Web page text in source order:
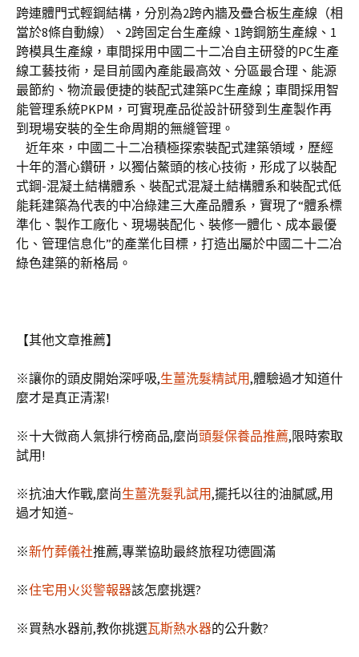
跨連體門式輕鋼結構，分別為2跨內牆及疊合板生產線（相
當於8條自動線）、2跨固定台生產線、1跨鋼筋生產線、1
跨模具生產線，車間採用中國二十二冶自主研發的PC生產
線工藝技術，是目前國內產能最高效、分區最合理、能源
最節約、物流最便捷的裝配式建築PC生產線；車間採用智
能管理系統PKPM，可實現產品從設計研發到生產製作再
到現場安裝的全生命周期的無縫管理。
近年來，中國二十二冶積極探索裝配式建築領域，歷經
十年的潛心鑽研，以獨佔鰲頭的核心技術，形成了以裝配
式鋼-混凝土結構體系、裝配式混凝土結構體系和裝配式低
能耗建築為代表的中冶綠建三大產品體系，實現了“體系標
準化、製作工廠化、現場裝配化、裝修一體化、成本最優
化、管理信息化”的產業化目標，打造出屬於中國二十二冶
綠色建築的新格局。
【其他文章推薦】
※讓你的頭皮開始深呼吸,生薑洗髮精試用,體驗過才知道什
麼才是真正清潔!
※十大微商人氣排行榜商品,麼尚頭髮保養品推薦,限時索取
試用!
※抗油大作戰,麼尚生薑洗髮乳試用,擺托以往的油膩感,用
過才知道~
※新竹葬儀社推薦,專業協助最終旅程功德圓滿
※住宅用火災警報器該怎麼挑選?
※買熱水器前,教你挑選瓦斯熱水器的公升數?